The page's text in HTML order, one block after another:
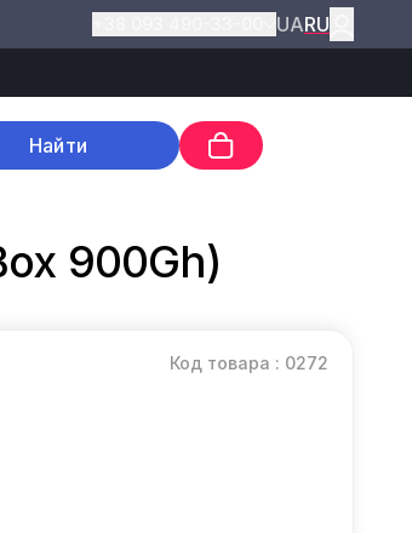
UARU
Найти
900Gh)
Код товара : 0272